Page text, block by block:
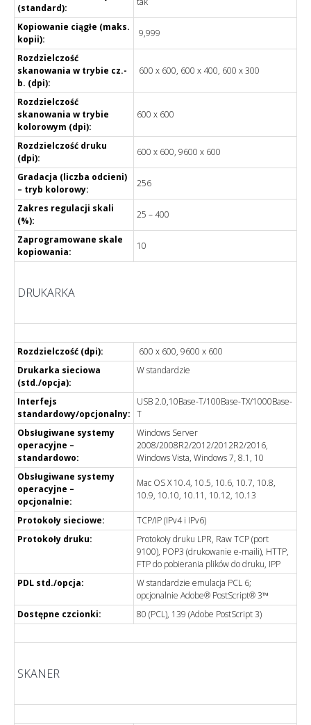
(standard):
Kopiowanie ciągłe (maks.
kopii):
9,999
Rozdzielczość
skanowania w trybie cz.-
b. (dpi):
600 x 600, 600 x 400, 600 x 300
Rozdzielczość
skanowania w trybie
kolorowym (dpi):
600 x 600
Rozdzielczość druku
(dpi):
600 x 600, 9600 x 600
Gradacja (liczba odcieni)
– tryb kolorowy:
256
Zakres regulacji skali
(%):
25 – 400
Zaprogramowane skale
kopiowania:
10
DRUKARKA
Rozdzielczość (dpi):
600 x 600, 9600 x 600
Drukarka sieciowa
(std./opcja):
W standardzie
Interfejs
standardowy/opcjonalny:
USB 2.0,10Base-T/100Base-TX/1000Base-
T
Obsługiwane systemy
operacyjne –
standardowo:
Windows Server
2008/2008R2/2012/2012R2/2016,
Windows Vista, Windows 7, 8.1, 10
Obsługiwane systemy
operacyjne –
opcjonalnie:
Mac OS X 10.4, 10.5, 10.6, 10.7, 10.8,
10.9, 10.10, 10.11, 10.12, 10.13
Protokoły sieciowe:
TCP/IP (IPv4 i IPv6)
Protokoły druku:
Protokoły druku LPR, Raw TCP (port
9100), POP3 (drukowanie e-maili), HTTP,
FTP do pobierania plików do druku, IPP
PDL std./opcja:
W standardzie emulacja PCL 6;
opcjonalnie Adobe® PostScript® 3™
Dostępne czcionki:
80 (PCL), 139 (Adobe PostScript 3)
SKANER